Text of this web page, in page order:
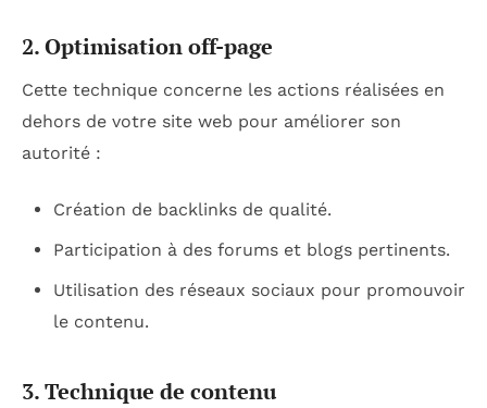
2. Optimisation off-page
Cette technique concerne les actions réalisées en
dehors de votre site web pour améliorer son
autorité :
Création de backlinks de qualité.
Participation à des forums et blogs pertinents.
Utilisation des réseaux sociaux pour promouvoir
le contenu.
3. Technique de contenu